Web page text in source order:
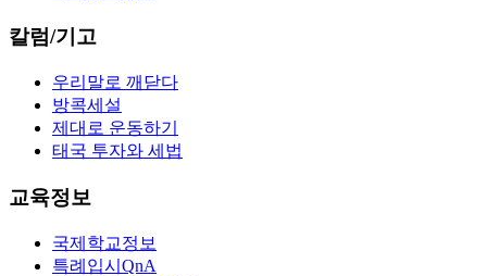
칼럼/기고
우리말로 깨닫다
방콕세설
제대로 운동하기
태국 투자와 세법
교육정보
국제학교정보
특례입시QnA